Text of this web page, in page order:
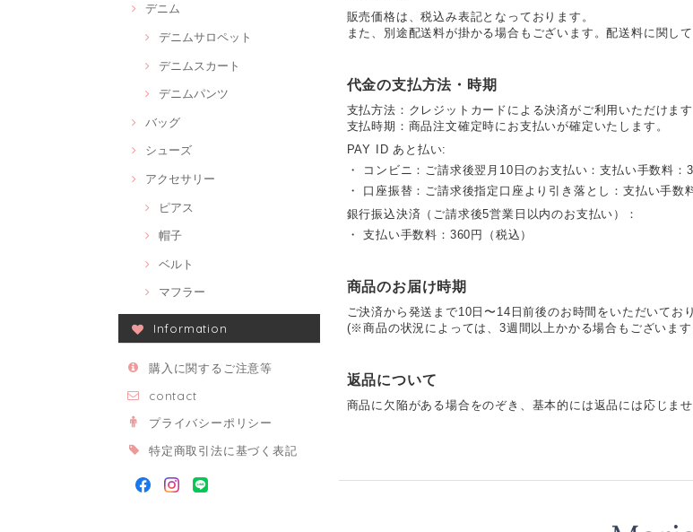
デニム
デニムサロペット
デニムスカート
デニムパンツ
バッグ
シューズ
アクセサリー
ピアス
帽子
ベルト
マフラー
Information
購入に関するご注意等
contact
プライバシーポリシー
特定商取引法に基づく表記
販売価格は、税込み表記となっております。
また、別途配送料が掛かる場合もございます。配送料に関し
代金の支払方法・時期
支払方法：クレジットカードによる決済がご利用いただけます
支払時期：商品注文確定時にお支払いが確定いたします。
PAY ID あと払い:
・ コンビニ：ご請求後翌月10日のお支払い：支払い手数料：
・ 口座振替：ご請求後指定口座より引き落とし：支払い手数
銀行振込決済（ご請求後5営業日以内のお支払い）：
・ 支払い手数料：360円（税込）
商品のお届け時期
ご決済から発送まで10日〜14日前後のお時間をいただいており
(※商品の状況によっては、3週間以上かかる場合もございま
返品について
商品に欠陥がある場合をのぞき、基本的には返品には応じませ